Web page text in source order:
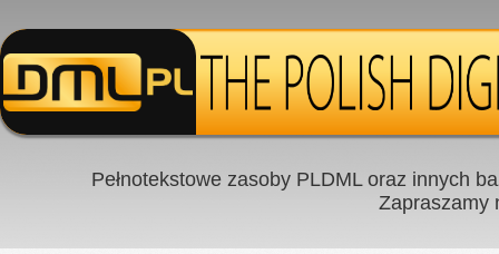
Pełnotekstowe zasoby PLDML oraz innych
Zapraszamy